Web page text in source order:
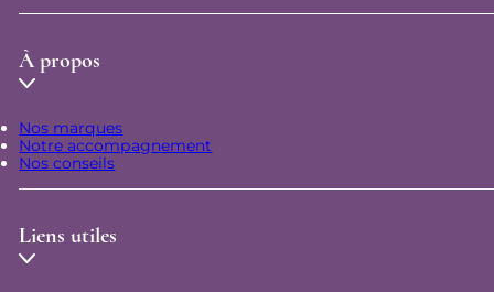
À propos
Nos marques
Notre accompagnement
Nos conseils
Liens utiles